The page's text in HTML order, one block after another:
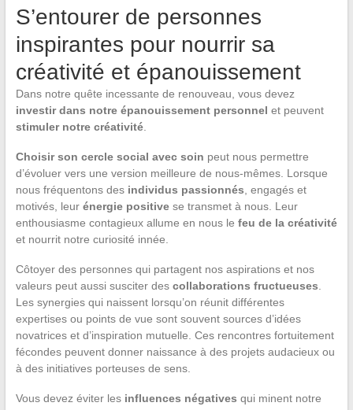
S’entourer de personnes
inspirantes pour nourrir sa
créativité et épanouissement
Dans notre quête incessante de renouveau, vous devez
investir dans notre épanouissement personnel et peuvent
stimuler notre créativité.
Choisir son cercle social avec soin peut nous permettre
d’évoluer vers une version meilleure de nous-mêmes. Lorsque
nous fréquentons des individus passionnés , engagés et
motivés, leur énergie positivese transmet à nous. Leur
enthousiasme contagieux allume en nous le feu de la créativité
et nourrit notre curiosité innée.
Côtoyer des personnes qui partagent nos aspirations et nos
valeurs peut aussi susciter des collaborations fructueuses
Les synergies qui naissent lorsqu’on réunit différentes
expertises ou points de vue sont souvent sources d’idées
novatrices et d’inspiration mutuelle. Ces rencontres fortuitement
fécondes peuvent donner naissance à des projets audacieux ou
à des initiatives porteuses de sens.
Vous devez éviter les influences négatives qui minent notre